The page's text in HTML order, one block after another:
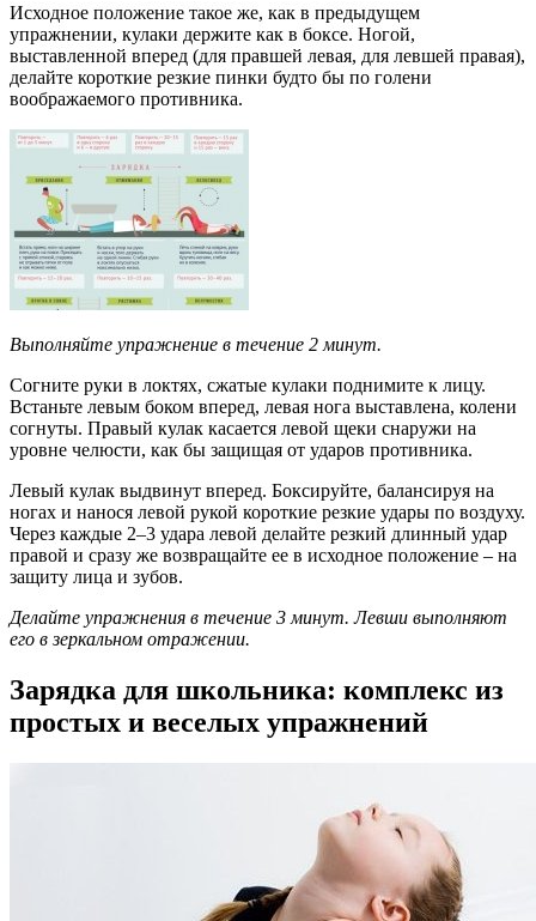
Исходное положение такое же, как в предыдущем
упражнении, кулаки держите как в боксе. Ногой,
выставленной вперед (для правшей левая, для левшей правая),
делайте короткие резкие пинки будто бы по голени
воображаемого противника.
Выполняйте упражнение в течение 2 минут.
Согните руки в локтях, сжатые кулаки поднимите к лицу.
Встаньте левым боком вперед, левая нога выставлена, колени
согнуты. Правый кулак касается левой щеки снаружи на
уровне челюсти, как бы защищая от ударов противника.
Левый кулак выдвинут вперед. Боксируйте, балансируя на
ногах и нанося левой рукой короткие резкие удары по воздуху.
Через каждые 2–3 удара левой делайте резкий длинный удар
правой и сразу же возвращайте ее в исходное положение – на
защиту лица и зубов.
Делайте упражнения в течение 3 минут. Левши выполняют
его в зеркальном отражении.
Зарядка для школьника: комплекс из
простых и веселых упражнений